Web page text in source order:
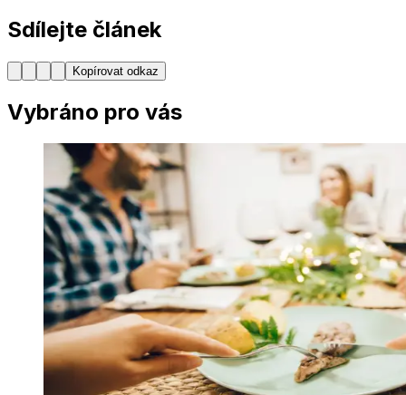
Sdílejte článek
Kopírovat odkaz
Vybráno pro vás